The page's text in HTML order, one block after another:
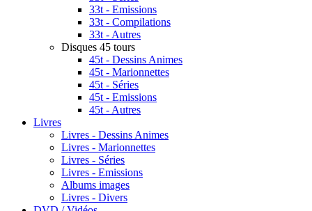
33t - Emissions
33t - Compilations
33t - Autres
Disques 45 tours
45t - Dessins Animes
45t - Marionnettes
45t - Séries
45t - Emissions
45t - Autres
Livres
Livres - Dessins Animes
Livres - Marionnettes
Livres - Séries
Livres - Emissions
Albums images
Livres - Divers